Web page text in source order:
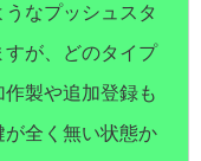
なプッシュスタ
が、どのタイプ
製や追加登録も
全く無い状態か